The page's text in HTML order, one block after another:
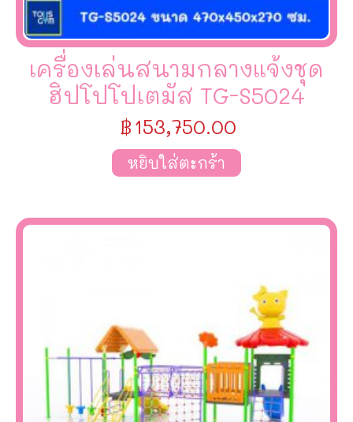
เครื่องเล่นสนามกลางแจ้งชุด
ฮิปโปโปเตมัส TG-S5024
฿153,750.00
หยิบใส่ตะกร้า